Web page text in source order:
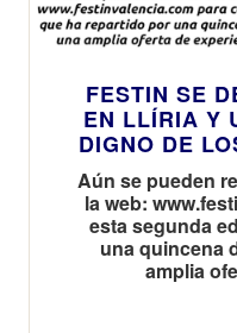
FESTIN SE
EN LLÍRIA Y
DIGNO DE
Aún se pueden
la web:
esta segunda
una quincena
amplia